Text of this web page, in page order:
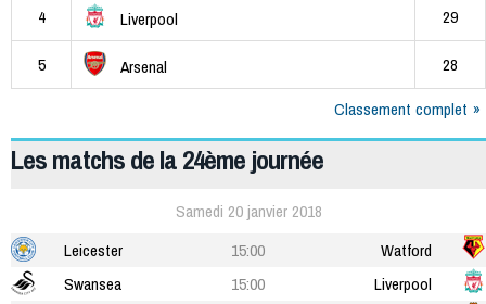
4 Liverpool 29
5 Arsenal
28
Classement complet
Les matchs de la 24ème journée
Samedi 20 janvier 2018
Leicester
15:00
Watford
Swansea
15:00
Liverpool